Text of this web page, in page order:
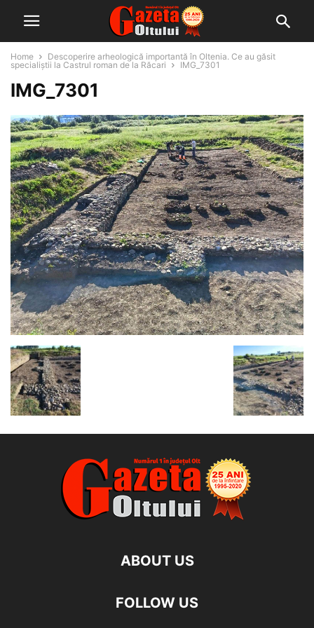
Home
Descoperire arheologică importantă în Oltenia. Ce au găsit
specialiștii la Castrul roman de la Răcari
IMG_7301
IMG_7301
ABOUT US
FOLLOW US